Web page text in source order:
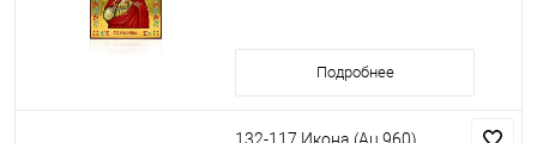
Подробнее